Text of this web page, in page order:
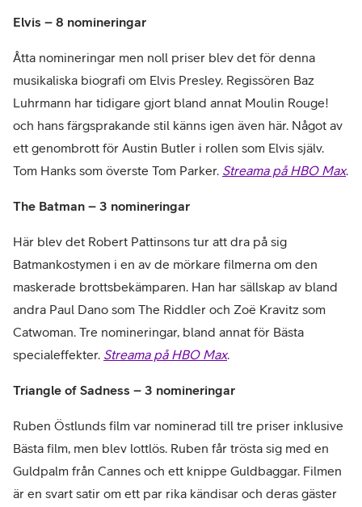
Elvis – 8 nomineringar
Åtta nomineringar men noll priser blev det för denna
musikaliska biografi om Elvis Presley. Regissören Baz
Luhrmann har tidigare gjort bland annat Moulin Rouge!
och hans färgsprakande stil känns igen även här. Något av
ett genombrott för Austin Butler i rollen som Elvis själv.
Tom Hanks som överste Tom Parker. Streama på HBO Max.
The Batman – 3 nomineringar
Här blev det Robert Pattinsons tur att dra på sig
Batmankostymen i en av de mörkare filmerna om den
maskerade brottsbekämparen. Han har sällskap av bland
andra Paul Dano som The Riddler och Zoë Kravitz som
Catwoman. Tre nomineringar, bland annat för Bästa
specialeffekter. Streama på HBO Max.
Triangle of Sadness – 3 nomineringar
Ruben Östlunds film var nominerad till tre priser inklusive
Bästa film, men blev lottlös. Ruben får trösta sig med en
Guldpalm från Cannes och ett knippe Guldbaggar. Filmen
är en svart satir om ett par rika kändisar och deras gäster